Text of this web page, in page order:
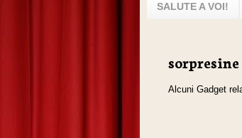
SALUTE A VOI!
Alcuni Gadget